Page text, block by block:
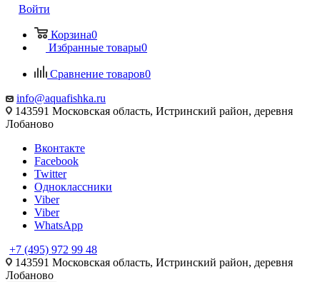
Войти
Корзина0
Избранные товары0
Сравнение товаров0
info@aquafishka.ru
143591 Московская область, Истринский район, деревня
Лобаново
Вконтакте
Facebook
Twitter
Одноклассники
Viber
Viber
WhatsApp
+7 (495) 972 99 48
143591 Московская область, Истринский район, деревня
Лобаново